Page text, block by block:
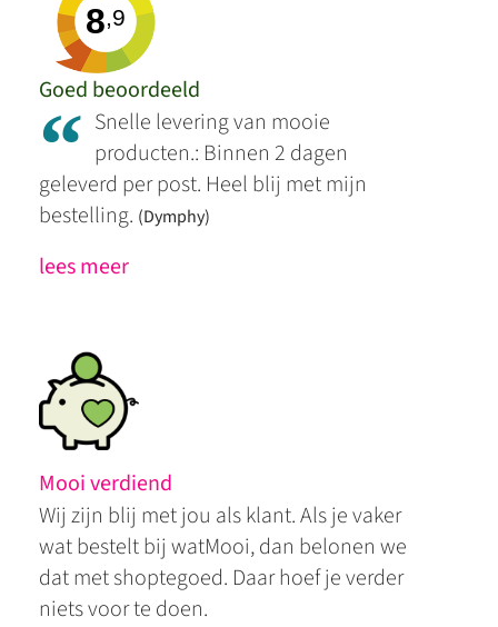
8,9
Goed beoordeeld
“ Snelle levering van mooie
producten.: Binnen 2 dagen
geleverd per post. Heel blij met mijn
bestelling. (Dymphy)
lees meer
Mooi verdiend
Wij zijn blij met jou als klant. Als je vaker
wat bestelt bij watMooi, dan belonen we
dat met shoptegoed. Daar hoef je verder
niets voor te doen.